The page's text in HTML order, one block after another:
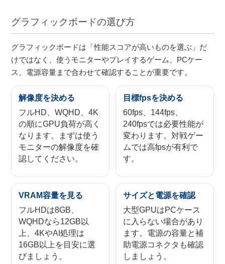
グラフィックボードの選び方
グラフィックボードは「性能スコアが高いものを選ぶ」だ
けではなく、使うモニターやプレイするゲーム、PCケー
ス、電源容量まで合わせて確認することが重要です。
解像度を決める
フルHD、WQHD、4K
の順にGPU負荷が高く
なります。まずは使う
モニターの解像度を確
認してください。
目標fpsを決める
60fps、144fps、
240fpsでは必要性能が
変わります。対戦ゲー
ムでは高fpsが有利で
す。
VRAM容量を見る
フルHDは8GB、
WQHDなら12GB以
上、4KやAI処理は
16GB以上を目安に選
びましょう。
サイズと電源を確認
大型GPUはPCケース
に入らない場合があり
ます。電源の容量と補
助電源コネクタも確認
しましょう。